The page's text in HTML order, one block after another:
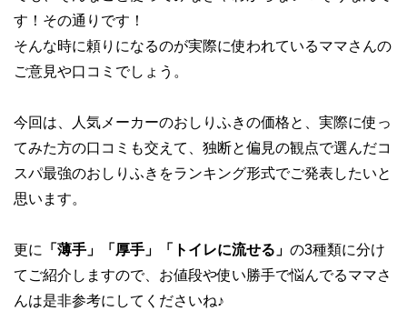
す！その通りです！
そんな時に頼りになるのが実際に使われているママさんの
ご意見や口コミでしょう。
今回は、人気メーカーのおしりふきの価格と、実際に使っ
てみた方の口コミも交えて、独断と偏見の観点で選んだコ
スパ最強のおしりふきをランキング形式でご発表したいと
思います。
更に 「薄手」「厚手」「トイレに流せる」 の3種類に分け
てご紹介しますので、お値段や使い勝手で悩んでるママさ
んは是非参考にしてくださいね♪